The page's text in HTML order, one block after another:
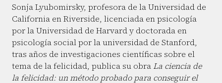
Sonja Lyubomirsky, profesora de la Universidad de
California en Riverside, licenciada en psicología
por la Universidad de Harvard y doctorada en
psicología social por la universidad de Stanford,
tras años de investigaciones científicas sobre el
tema de la felicidad, publica su obra La ciencia de
la felicidad: un método probado para conseguir el